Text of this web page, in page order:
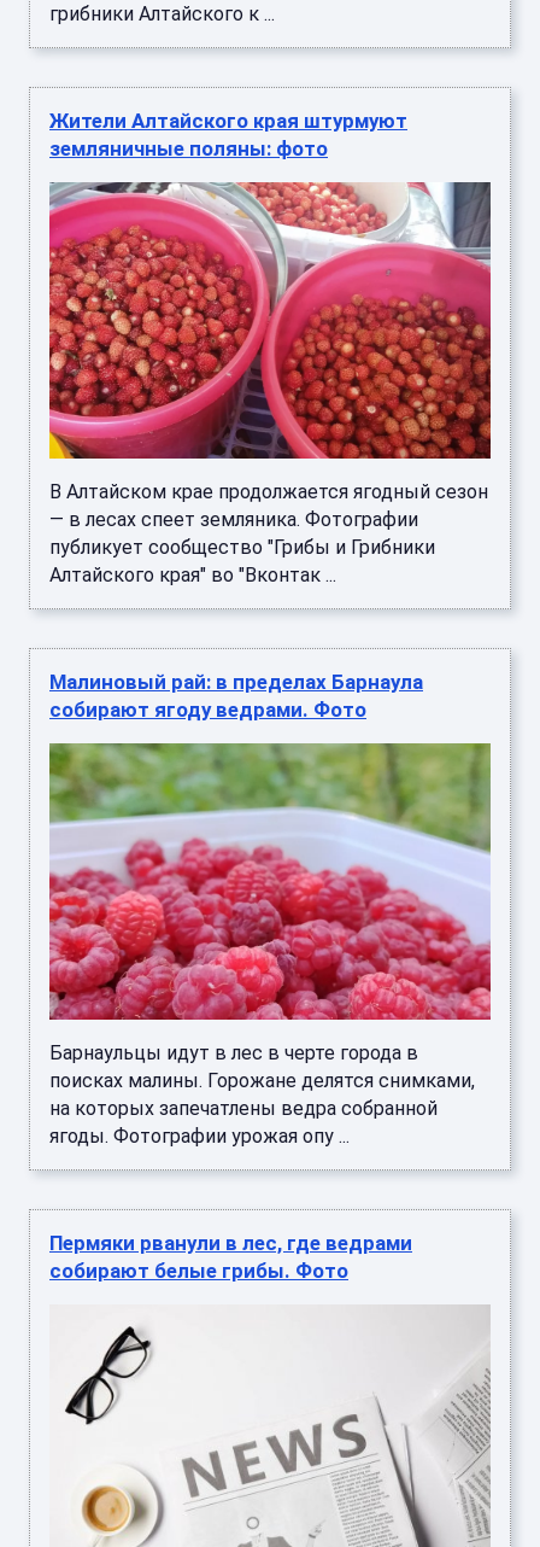
грибники Алтайского к ...
Жители Алтайского края штурмуют
земляничные поляны: фото
В Алтайском крае продолжается ягодный сезон
— в лесах спеет земляника. Фотографии
публикует сообщество "Грибы и Грибники
Алтайского края" во "Вконтак ...
Малиновый рай: в пределах Барнаула
собирают ягоду ведрами. Фото
Барнаульцы идут в лес в черте города в
поисках малины. Горожане делятся снимками,
на которых запечатлены ведра собранной
ягоды. Фотографии урожая опу ...
Пермяки рванули в лес, где ведрами
собирают белые грибы. Фото